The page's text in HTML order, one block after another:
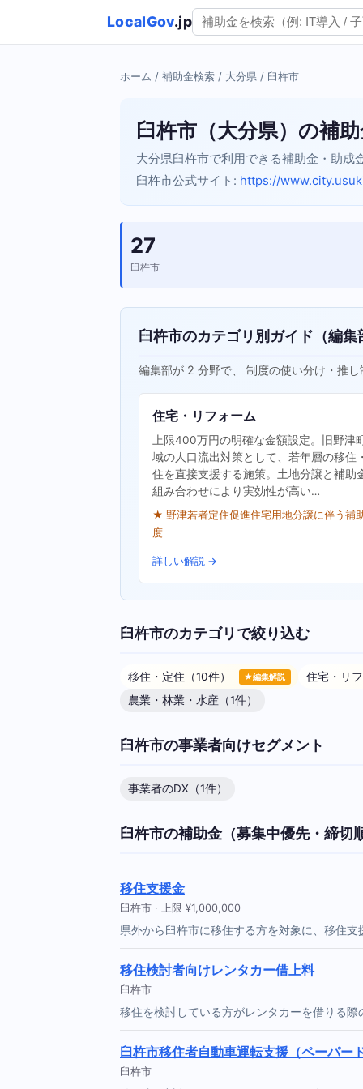
LocalGov.jp
ホーム / 補助金検索 / 大分県 / 臼杵市
臼杵市（大分県）の補
大分県臼杵市で利用できる補助金・助成
臼杵市公式サイト: https://
27
臼杵市
臼杵市のカテゴリ別ガイド（編集
編集部が 2 分野で、 制度の使い分け・推
住宅・リフォーム
上限400万円の明確な金額設定。旧野津
域の人口流出対策として、若年層の移住
住を直接支援する施策。土地分譲と補助
組み合わせにより実効性が高い…
★ 野津若者定住促進住宅用地分譲に伴う補
度
詳しい解説 →
臼杵市のカテゴリで絞り込む
移住・定住（10件） ★編集解説
住宅・リ
農業・林業・水産（1件）
臼杵市の事業者向けセグメント
事業者のDX（1件）
臼杵市の補助金（募集中優先・締切
移住支援金
臼杵市 · 上限 ¥1,000,000
県外から臼杵市に移住する方を対象に、移住
移住検討者向けレンタカー借上料
臼杵市
移住を検討している方がレンタカーを借りる
臼杵市移住者自動車運転支援（ペーパー
臼杵市